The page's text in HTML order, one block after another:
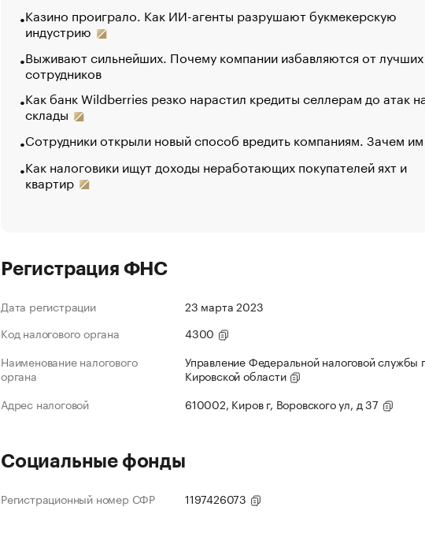
Казино проиграло. Как ИИ-агенты разрушают букмекерскую
индустрию
Выживают сильнейших. Почему компании избавляются от лучших
сотрудников
Как банк Wildberries резко нарастил кредиты селлерам до атак
склады
Сотрудники открыли новый способ вредить компаниям. Зачем
Как налоговики ищут доходы неработающих покупателей яхт и
квартир
Регистрация ФНС
Дата регистрации
23 марта 2023
Код налогового органа
4300
Наименование налогового
органа
Управление Федеральной налоговой службы
Кировской области
Адрес налоговой
610002, Киров г, Воровского ул, д 37
Социальные фонды
Регистрационный номер СФР 1197426073